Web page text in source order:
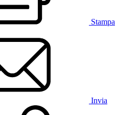
Stampa
Invia